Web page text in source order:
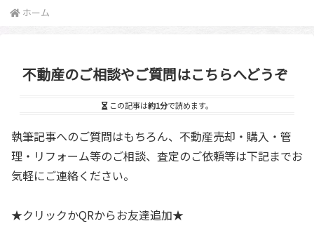
ホーム
不動産のご相談やご質問はこちらへどうぞ
この記事は約1分で読めます。
執筆記事へのご質問はもちろん、不動産売却・購入・管
理・リフォーム等のご相談、査定のご依頼等は下記までお
気軽にご連絡ください。
★クリックかQRからお友達追加★